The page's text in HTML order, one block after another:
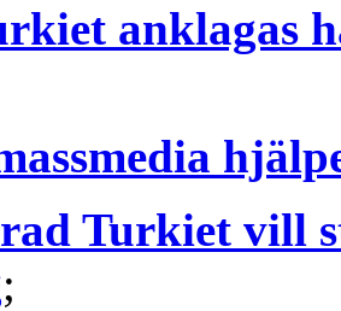
anklagas
Turkiet vill
;